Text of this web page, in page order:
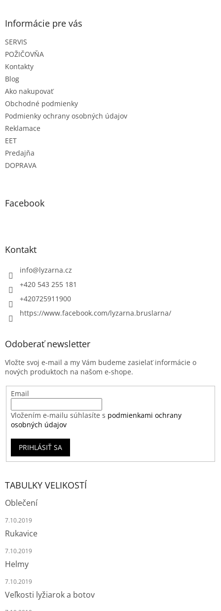
Informácie pre vás
SERVIS
POŽIČOVŇA
Kontakty
Blog
Ako nakupovať
Obchodné podmienky
Podmienky ochrany osobných údajov
Reklamace
EET
Predajňa
DOPRAVA
Facebook
Kontakt
info@lyzarna.cz
+420 543 255 181
+420725911900
https://www.facebook.com/lyzarna.bruslarna/
Odoberať newsletter
Vložte svoj e-mail a my Vám budeme zasielať informácie o
nových produktoch na našom e-shope.
Email
Vložením e-mailu súhlasíte s podmienkami ochrany
osobných údajov
PRIHLÁSIŤ SA
TABULKY VELIKOSTÍ
Oblečení
7.10.2019
Rukavice
7.10.2019
Helmy
7.10.2019
Veľkosti lyžiarok a botov